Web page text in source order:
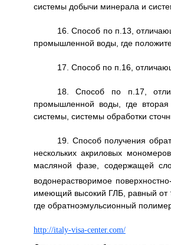
системы добычи минерала и
16. Способ по п.13,
промышленной воды, где
17. Способ по п.16,
18. Способ по п.17,
промышленной воды, где
системы, системы обработки
19. Способ получения
нескольких акриловых
масляной фазе, содержащей
водонерастворимое
имеющий высокий ГЛБ, равный от
где обратноэмульсионный
http://italy-visa-center.com/